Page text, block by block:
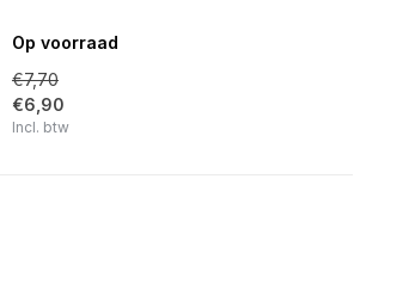
Op voorraad
€7,70
€6,90
Incl. btw